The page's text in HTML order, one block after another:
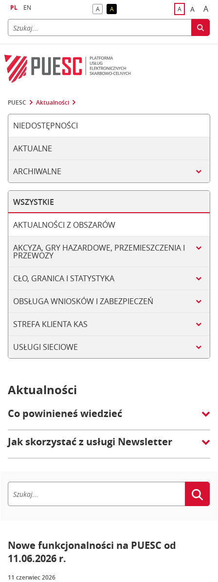
PL EN Akontrast domyślny
Akontrast żółty tekst na czarnym tle
Adomyślna
A A
PUESC Aktualności
NIEDOSTĘPNOŚCI
AKTUALNE
ARCHIWALNE
WSZYSTKIE
AKTUALNOŚCI Z OBSZARÓW
AKCYZA, GRY HAZARDOWE, PRZEMIESZCZENIA I
PRZEWOZY
CŁO, GRANICA I STATYSTYKA
OBSŁUGA WNIOSKÓW I ZABEZPIECZEŃ
STREFA KLIENTA KAS
USŁUGI SIECIOWE
Aktualności
Co powinieneś wiedzieć
Jak skorzystać z usługi Newsletter
Nowe funkcjonalności na PUESC od
11.06.2026 r.
11 czerwiec 2026